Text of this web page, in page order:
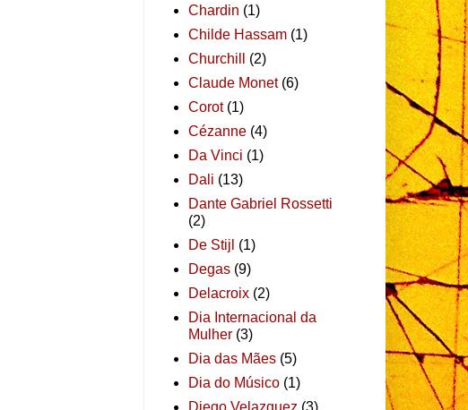
Chardin (1)
Childe Hassam (1)
Churchill
(2)
Claude Monet (6)
Corot (1)
Cézanne (4)
Da Vinci (1)
Dali (13)
Dante Gabriel Rossetti
(2)
De Stijl (1)
Degas (9)
Delacroix (2)
Dia Internacional da
Mulher (3)
Dia das Mães (5)
Dia do Músico (1)
Diego Velazquez (3)